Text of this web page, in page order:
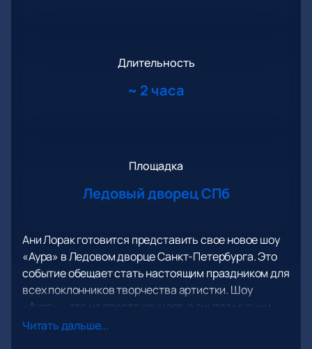
Длительность
~ 2 часа
Площадка
Ледовый дворец СПб
Ани Лорак готовится представить свое новое шоу
«Аура» в Ледовом дворце Санкт-Петербурга. Это
событие обещает стать настоящим праздником для
всех поклонников творчества артистки. Шоу
«Аура» – это не просто концерт, а синтез музыки,
театра и современных технологий, создающий
Читать дальше...